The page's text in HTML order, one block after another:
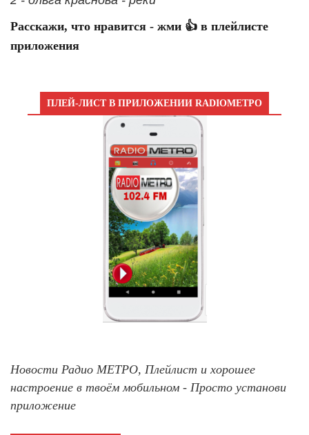
Расскажи, что нравится - жми 👍 в плейлисте
приложения
ПЛЕЙ-ЛИСТ В ПРИЛОЖЕНИИ RADIOМЕТРО
Новости Радио МЕТРО, Плейлист и хорошее
настроение в твоём мобильном - Просто установи
приложение